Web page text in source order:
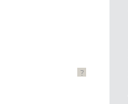
?